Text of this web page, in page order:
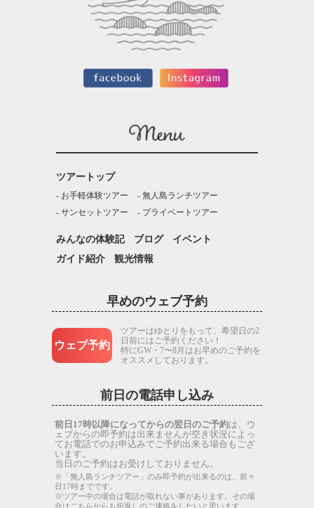
ツアートップ
お手軽体験ツアー
無人島ランチツアー
サンセットツアー
プライベートツアー
みんなの体験記 ブログ
イベント
ガイド紹介
観光情報
早めのウェブ予約
ウェブ予約
ツアーはゆとりをもって、希望日の2
日前にはご予約ください！
特にGW・7〜8月はお早めのご予約を
オススメしております。
前日の電話申し込み
前日17時以降になってからの翌日のご予約は、ウ
ェブからの即予約は出来ませんが空き状況によっ
てお電話でのお申込みでご予約出来る場合もござ
います。
当日のご予約はお受けしておりません。
※「無人島ランチツアー」のみ即予約が出来るのは、前々
日17時までです。
※ツアー中の場合は電話が取れない事があります。その場
合はこちらからも折返しのご連絡をしたいと思います。